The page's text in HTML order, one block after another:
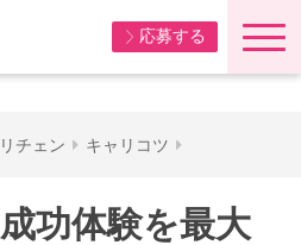
応募する
チェン キャリコツ
功体験を最大